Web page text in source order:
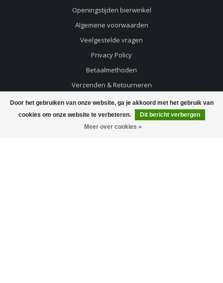
Door het gebruiken van onze website, ga je akkoord met het gebruik van
cookies om onze website te verbeteren.
Dit bericht verbergen
Meer over cookies »
Openingstijden bierwinkel
Algemene voorwaarden
Veelgestelde vragen
Privacy Policy
Betaalmethoden
Verzenden & Retourneren
Klantenservice
Sitemap
Spaarprogramma